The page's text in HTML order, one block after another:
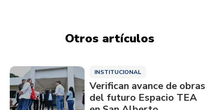
Otros artículos
INSTITUCIONAL
Verifican avance de obras
del futuro Espacio TEA